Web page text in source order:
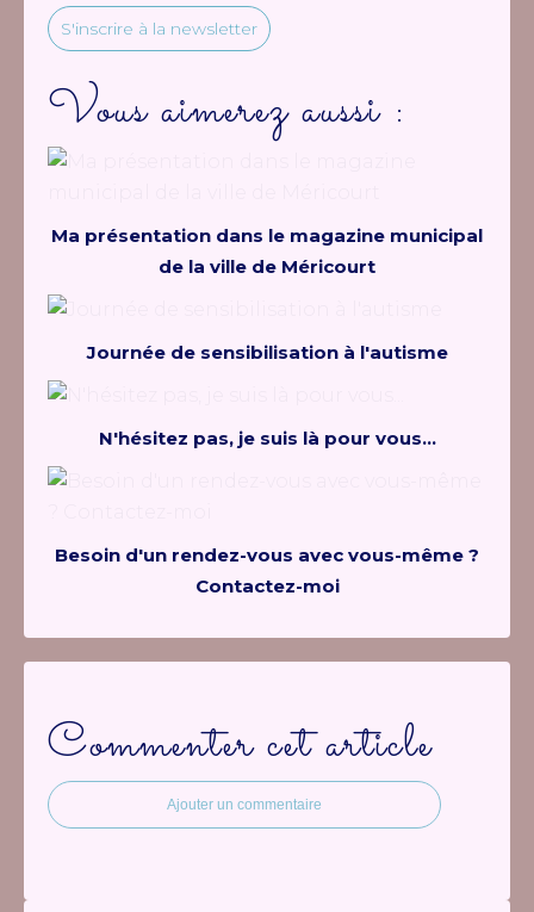
S'inscrire à la newsletter
Vous aimerez aussi :
Ma présentation dans le magazine municipal
de la ville de Méricourt
Journée de sensibilisation à l'autisme
N'hésitez pas, je suis là pour vous...
Besoin d'un rendez-vous avec vous-même ?
Contactez-moi
Commenter cet article
Ajouter un commentaire